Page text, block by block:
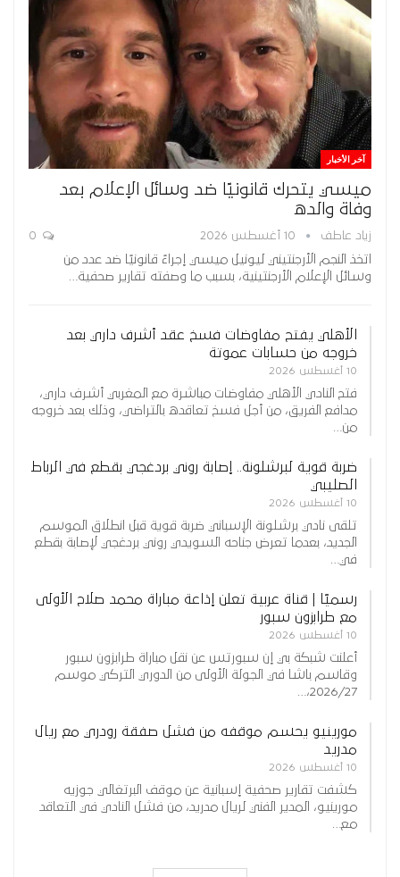
آخر الأخبار
ميسي يتحرك قانونيًا ضد وسائل الإعلام بعد
وفاة والده
زياد عاطف 10 أغسطس 2026
اتخذ النجم الأرجنتيني ليونيل ميسي إجراءً قانونيًا ضد عدد من
وسائل الإعلام الأرجنتينية، بسبب ما وصفته تقارير صحفية…
الأهلي يفتح مفاوضات فسخ عقد أشرف داري بعد
خروجه من حسابات عموتة
10 أغسطس 2026
فتح النادي الأهلي مفاوضات مباشرة مع المغربي أشرف داري،
مدافع الفريق، من أجل فسخ تعاقده بالتراضي، وذلك بعد خروجه
من…
ضربة قوية لبرشلونة.. إصابة روني بردغجي بقطع في الرباط
الصليبي
10 أغسطس 2026
تلقى نادي برشلونة الإسباني ضربة قوية قبل انطلاق الموسم
الجديد، بعدما تعرض جناحه السويدي روني بردغجي لإصابة بقطع
في…
رسميًا | قناة عربية تعلن إذاعة مباراة محمد صلاح الأولى
مع طرابزون سبور
10 أغسطس 2026
أعلنت شبكة بي إن سبورتس عن نقل مباراة طرابزون سبور
وقاسم باشا في الجولة الأولى من الدوري التركي موسم
2026/27،…
مورينيو يحسم موقفه من فشل صفقة رودري مع ريال
مدريد
10 أغسطس 2026
كشفت تقارير صحفية إسبانية عن موقف البرتغالي جوزيه
مورينيو، المدير الفني لريال مدريد، من فشل النادي في التعاقد
مع…